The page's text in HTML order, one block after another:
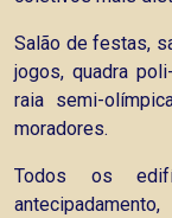
Salão de festas,
jogos, quadra
raia semi-
moradores.
Todos os